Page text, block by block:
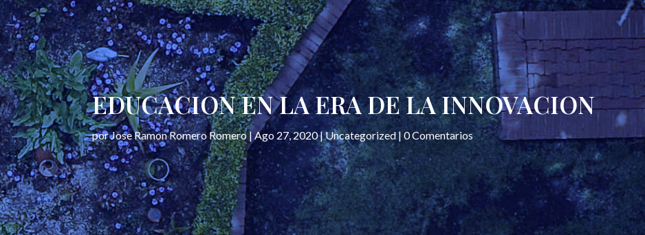
EDUCACION EN LA ERA DE LA INNOVACION
porJose Ramon Romero Romero|Ago 27, 2020|Uncategorized|0 Comentarios